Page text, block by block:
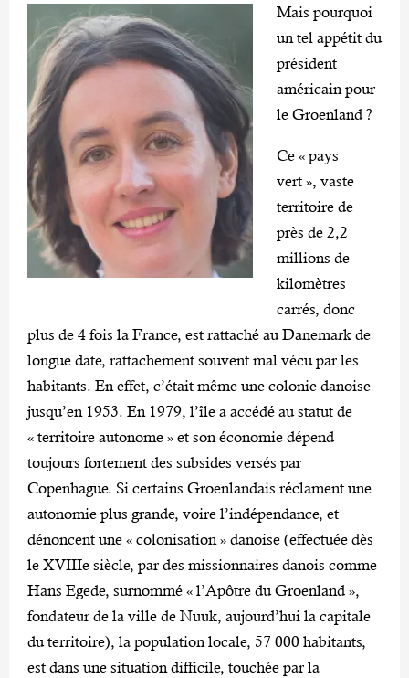
Mais pourquoi
un tel appétit du
président
américain pour
le Groenland ?
Ce « pays
vert », vaste
territoire de
près de 2,2
millions de
kilomètres
carrés, donc
plus de 4 fois la France, est rattaché au Danemark de
longue date, rattachement souvent mal vécu par les
habitants. En effet, c’était même une colonie danoise
jusqu’en 1953. En 1979, l’île a accédé au statut de
« territoire autonome » et son économie dépend
toujours fortement des subsides versés par
Copenhague. Si certains Groenlandais réclament une
autonomie plus grande, voire l’indépendance, et
dénoncent une « colonisation » danoise (effectuée dès
le XVIIIe siècle, par des missionnaires danois comme
Hans Egede, surnommé « l’Apôtre du Groenland »,
fondateur de la ville de Nuuk, aujourd’hui la capitale
du territoire), la population locale, 57 000 habitants,
est dans une situation difficile, touchée par la